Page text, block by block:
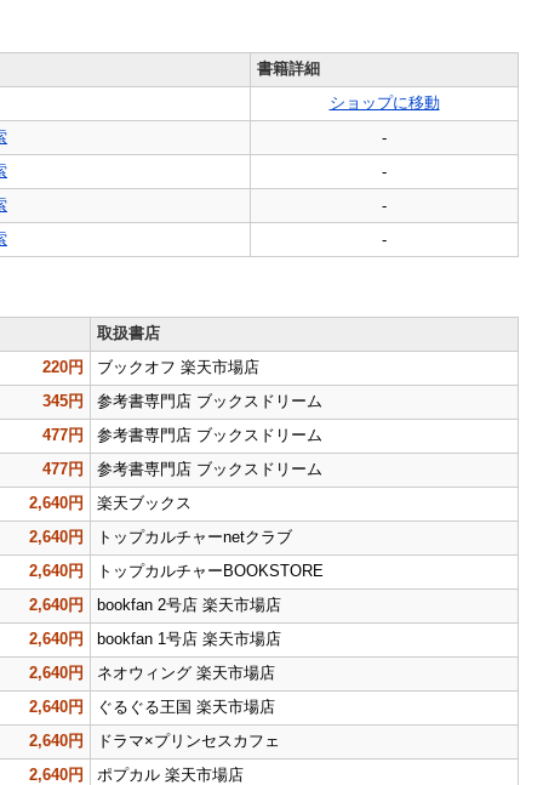
書籍詳細
ショップに移動
-
-
-
-
取扱書店
220円
ブックオフ 楽天市場店
345円
参考書専門店 ブックスドリーム
477円
参考書専門店 ブックスドリーム
477円
参考書専門店 ブックスドリーム
2,640円
楽天ブックス
2,640円
トップカルチャーnetクラブ
2,640円
トップカルチャーBOOKSTORE
2,640円
bookfan 2号店 楽天市場店
2,640円
bookfan 1号店 楽天市場店
2,640円
ネオウィング 楽天市場店
2,640円
ぐるぐる王国 楽天市場店
2,640円
ドラマ×プリンセスカフェ
2,640円
ポプカル 楽天市場店